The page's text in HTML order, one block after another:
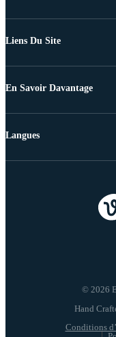
Liens Du Site
En Savoir Davantage
© 2026
Conditions
Langues